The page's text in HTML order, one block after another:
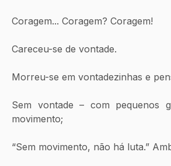
Coragem... Coragem? Coragem!
Careceu-se de vontade.
Morreu-se em vontadezinhas e
Sem vontade – com pequenos
movimento;
“Sem movimento, não há luta.”